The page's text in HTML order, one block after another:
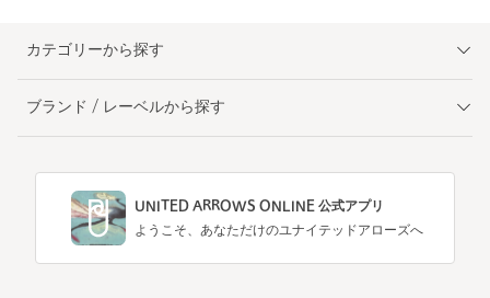
カテゴリーから探す
ブランド / レーベルから探す
UNITED ARROWS ONLINE 公式アプリ
ようこそ、あなただけのユナイテッドアローズへ